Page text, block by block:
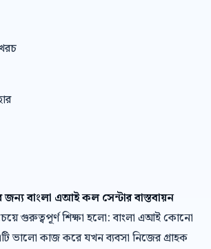
জন্য বাংলা এআই কল সেন্টার বাস্তবায়ন
গুরুত্বপূর্ণ শিক্ষা হলো: বাংলা এআই কোনো
ভালো কাজ করে যখন ব্যবসা নিজের গ্রাহক